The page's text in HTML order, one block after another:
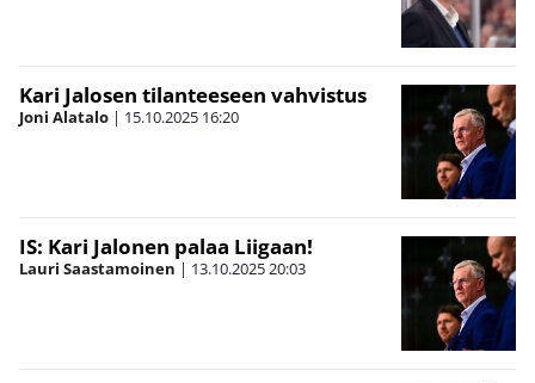
Kari Jalosen tilanteeseen vahvistus
Joni Alatalo | 15.10.2025 16:20
IS: Kari Jalonen palaa Liigaan!
Lauri Saastamoinen | 13.10.202520:03